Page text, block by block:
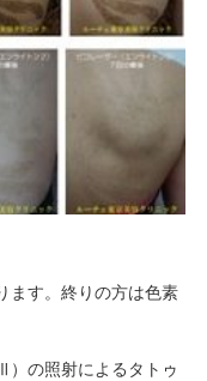
ます。終りの方は色素
の照射によるタトゥ